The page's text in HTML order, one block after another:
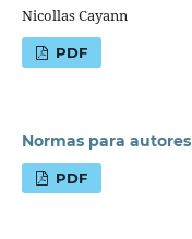
Nicollas Cayann
PDF
Normas para autores
PDF